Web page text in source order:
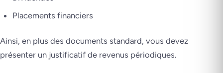
Placements financiers
Ainsi, en plus des documents standard, vous devez
présenter un justificatif de revenus périodiques.